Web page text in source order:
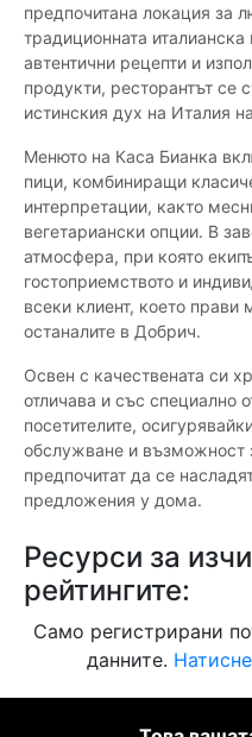
предпочитана локация за
традиционната
автентични рецепти и
продукти, ресторантът се
истинския дух на Италия
Менюто на Каса Бианка
пици, комбиниращи
интерпретации, както
вегетариански опции. В
атмосфера, при която
гостоприемството и
всеки клиент, което прави
останалите в Добрич.
Освен с качествената си
отличава и със специално
посетителите,
обслужване и възможност
предпочитат да се
предложения у дома.
Ресурси за
рейтингите:
Само регистрирани
данните.